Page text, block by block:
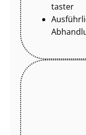
tas­ter